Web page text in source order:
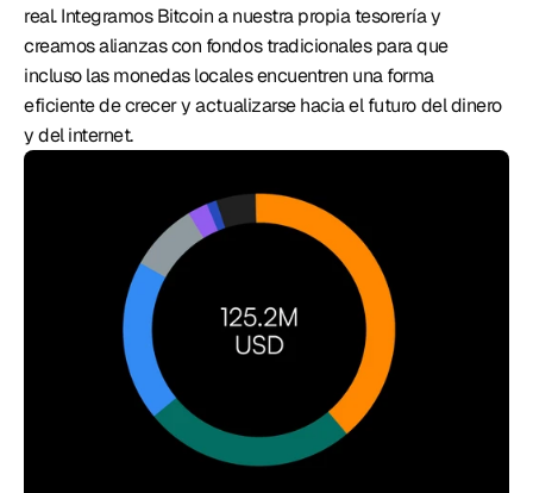
real. Integramos Bitcoin a nuestra propia tesorería y
creamos alianzas con fondos tradicionales para que
incluso las monedas locales encuentren una forma
eficiente de crecer y actualizarse hacia el futuro del dinero
y del internet.